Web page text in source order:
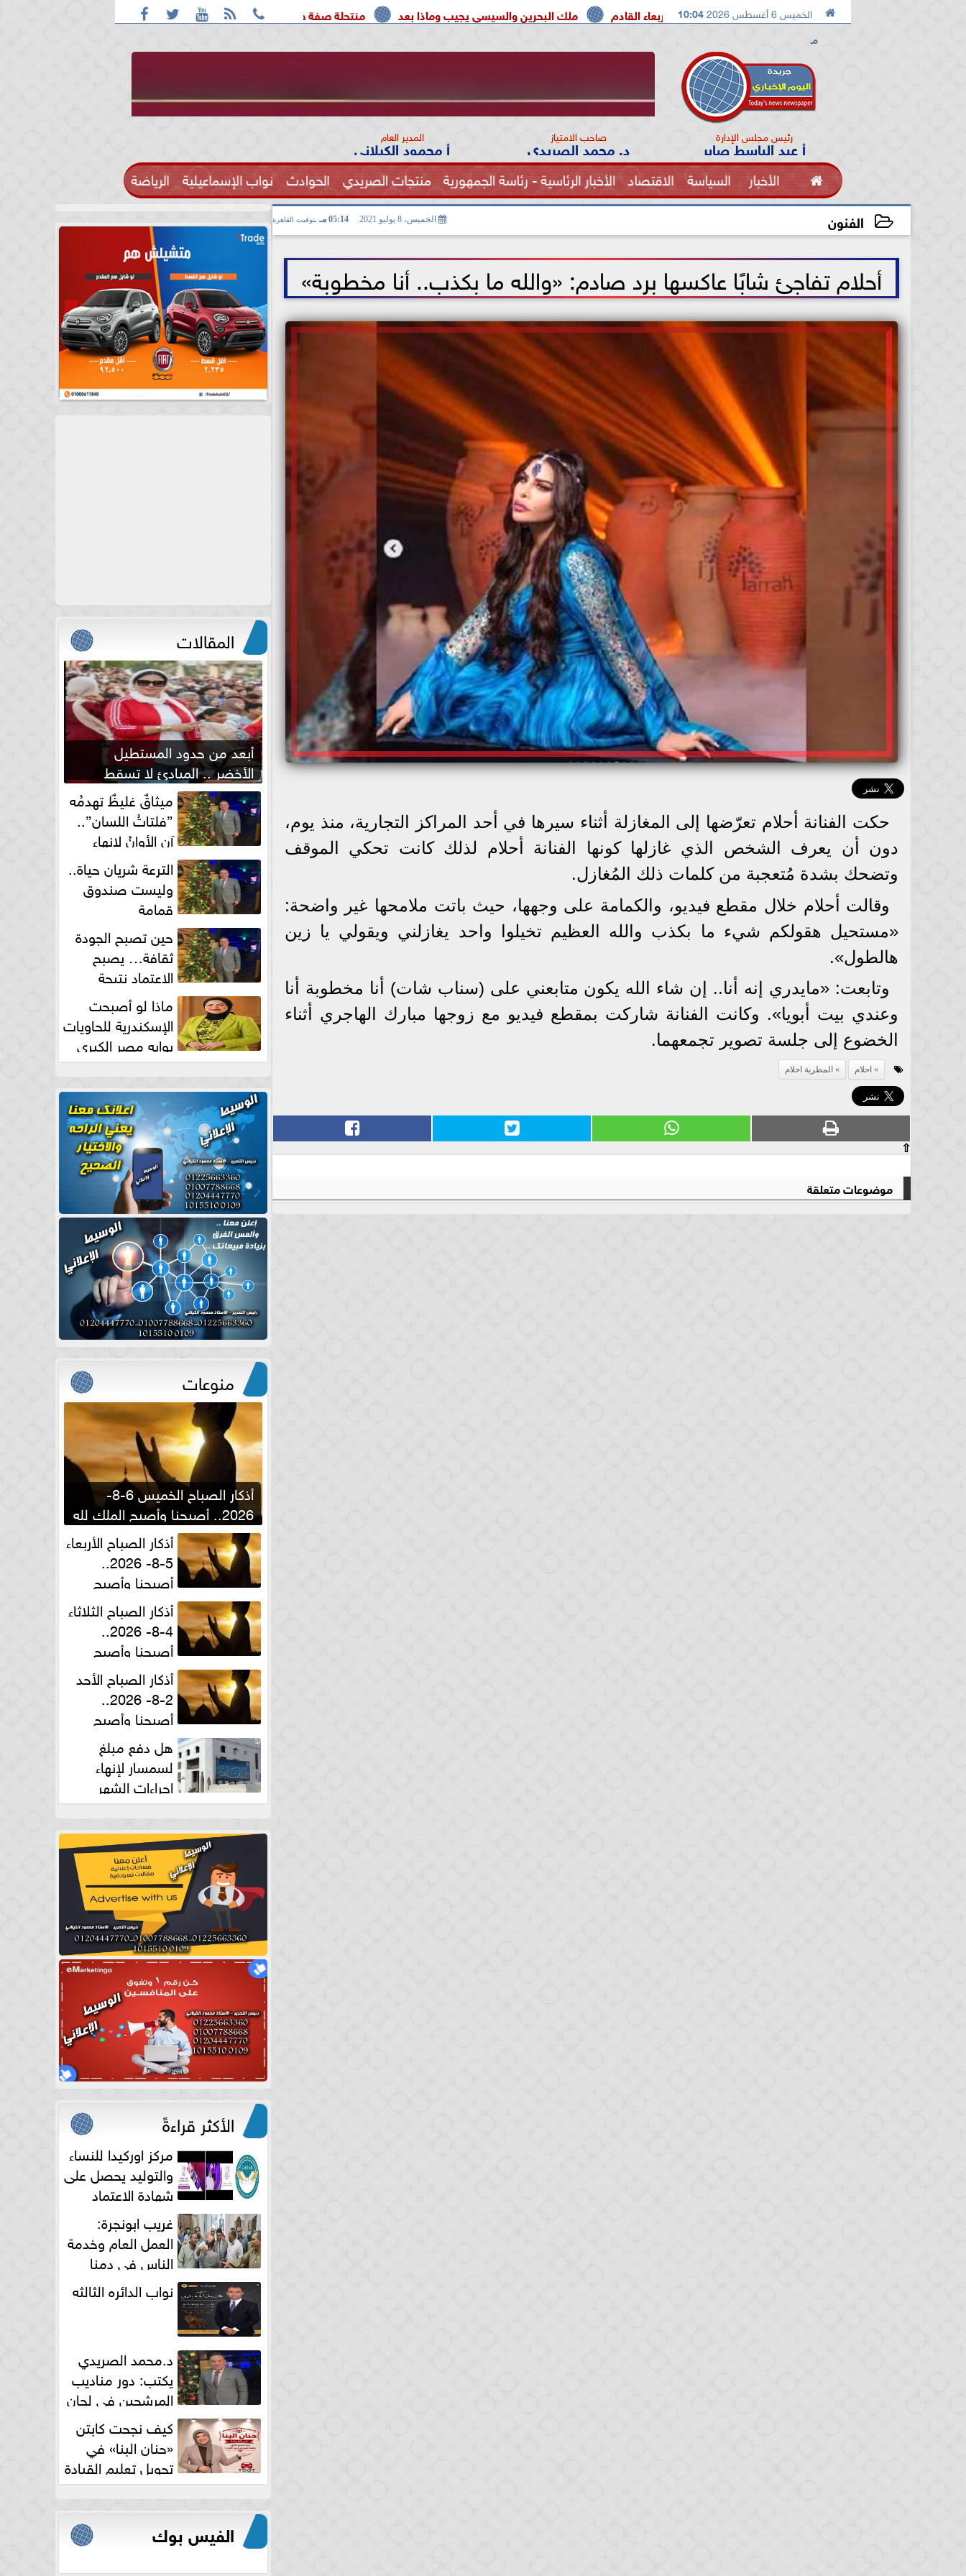
      الخميس 6 أغسطس 2026
10:04
مـ
منتحلة صفة صحفية تعترف: واقعة التحرش مزعومة بسبب خلافات على الأجرة ملك البحرين والسيسي يجيب وماذا بعد تستضيف معسكرًا مغلقًا للإسماعيلي الاربعاء القادم
رئيس مجلس الإدارة
أ عبد الباسط صابر صاحب الامتياز
د. محمد الصريدي المدير العام
أ محمود الكيلاني
 الأخبار السياسة الاقتصاد الأخبار الرئاسية - رئاسة الجمهورية منتجات الصريدي الحوادث نواب الإسماعيلية الرياضة
الفنون
الصحة  الفنون الخميس، 8 يوليو 2021 05:14 مـ بتوقيت القاهرة
أحلام تفاجئ شابًا عاكسها برد صادم: «والله ما بكذب.. أنا مخطوبة»
حكت الفنانة أحلام تعرّضها إلى المغازلة أثناء سيرها في أحد المراكز التجارية، منذ يوم،
دون أن يعرف الشخص الذي غازلها كونها الفنانة أحلام لذلك كانت تحكي الموقف
وتضحك بشدة مُتعجبة من كلمات ذلك المُغازل.
وقالت أحلام خلال مقطع فيديو، والكمامة على وجهها، حيث باتت ملامحها غير واضحة:
«مستحيل هقولكم شيء ما بكذب والله العظيم تخيلوا واحد يغازلني ويقولي يا زين
هالطول».
وتابعت: «مايدري إنه أنا.. إن شاء الله يكون متابعني على (سناب شات) أنا مخطوبة أنا
وعندي بيت أبويا». وكانت الفنانة شاركت بمقطع فيديو مع زوجها مبارك الهاجري أثناء
الخضوع إلى جلسة تصوير تجمعهما.
احلام المطربة احلام
⇧
موضوعات متعلقة
المقالات
أبعد من حدود المستطيل
الأخضر .. المبادئ لا تسقط
بصفارة الحكم ميثاقٌ غليظٌ تهدمُه
”فلتاتُ اللسان”..
آن الأوانُ لإنهاءِ
فوضى الطلاق الشفهي!الترعة شريان حياة..
وليست صندوق
قمامة
حين تصبح الجودة
ثقافة… يصبح
الاعتماد نتيجة
طبيعية
ماذا لو أصبحت
الإسكندرية للحاويات
بوابه مصر الكبري
للتجارة العالمية بقلم د...
منوعات
أذكار الصباح الخميس 6-8-
2026.. أصبحنا وأصبح الملك لله
والحمد لله
أذكار الصباح الأربعاء
5-8- 2026..
أصبحنا وأصبح
الملك لله والحمد للهأذكار الصباح الثلاثاء
4-8- 2026..
أصبحنا وأصبح
الملك لله والحمد للهأذكار الصباح الأحد
2-8- 2026..
أصبحنا وأصبح
الملك لله والحمد للههل دفع مبلغ
لسمسار لإنهاء
إجراءات الشهر
العقارى حلال؟.. أمين الفتوى يجيب
الأكثر قراءةً
مركز اوركيدا للنساء
والتوليد يحصل على
شهادة الاعتماد
الكامل
غريب ابونجرة:
العمل العام وخدمة
الناس فى دمنا
نواب الدائره الثالثه
د.محمد الصريدي
يكتب: دور مناديب
المرشحين في لجان
الانتخابات
كيف نجحت كابتن
«حنان البنا» في
تحويل تعليم القيادة
النسائية من خوف...
الفيس بوك